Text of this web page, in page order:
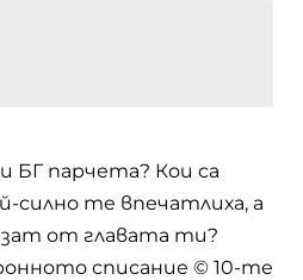
БГ парчета? Кои са
силно те впечатлиха, а
от главата ти?
списание © 10-те